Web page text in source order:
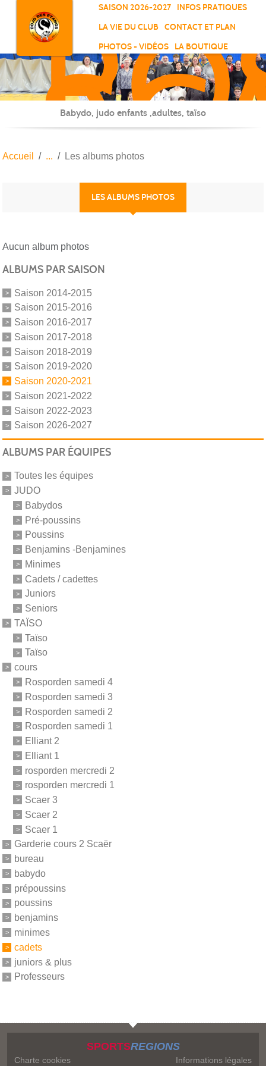
SAISON 2026-2027
INFOS PRATIQUES
LA VIE DU CLUB
CONTACT ET PLAN
PHOTOS - VIDÉOS
LA BOUTIQUE
-
-
Babydo, judo enfants ,adultes, taïso
Accueil Les albums photos
LES ALBUMS PHOTOS
Aucun album photos
ALBUMS PAR SAISON
Saison 2014-2015
Saison 2015-2016
Saison 2016-2017
Saison 2017-2018
Saison 2018-2019
Saison 2019-2020
Saison 2020-2021
Saison 2021-2022
Saison 2022-2023
Saison 2026-2027
ALBUMS PAR ÉQUIPES
Toutes les équipes
JUDO
Babydos
Pré-poussins
Poussins
Benjamins -Benjamines
Minimes
Cadets / cadettes
Juniors
Seniors
TAÏSO
Taïso
Taïso
cours
Rosporden samedi 4
Rosporden samedi 3
Rosporden samedi 2
Rosporden samedi 1
Elliant 2
Elliant 1
rosporden mercredi 2
rosporden mercredi 1
Scaer 3
Scaer 2
Scaer 1
Garderie cours 2 Scaër
bureau
babydo
prépoussins
poussins
benjamins
minimes
cadets
juniors & plus
Professeurs
SPORTSREGIONS
Charte cookies Informations légales
Panneau de gestion des cookies